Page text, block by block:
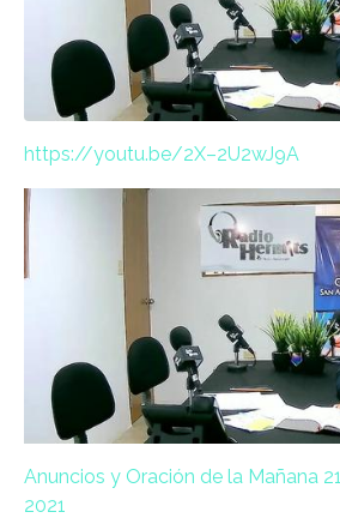
https://youtu.be/2X–2U2wJ9A
Anuncios y Oración de la Mañana
2021